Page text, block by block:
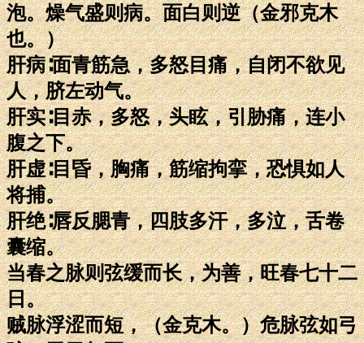
泡。燥气盛则病。面白则逆（金邪克木
也。）
肝病∶面青筋急，多怒目痛，自闭不欲见
人，脐左动气。
肝实∶目赤，多怒，头眩，引胁痛，连小
腹之下。
肝虚∶目昏，胸痛，筋缩拘挛，恐惧如人
将捕。
肝绝∶唇反腮青，四肢多汗，多泣，舌卷
囊缩。
当春之脉则弦缓而长，为善，旺春七十二
日。
贼脉浮涩而短，（金克木。）危脉弦如弓